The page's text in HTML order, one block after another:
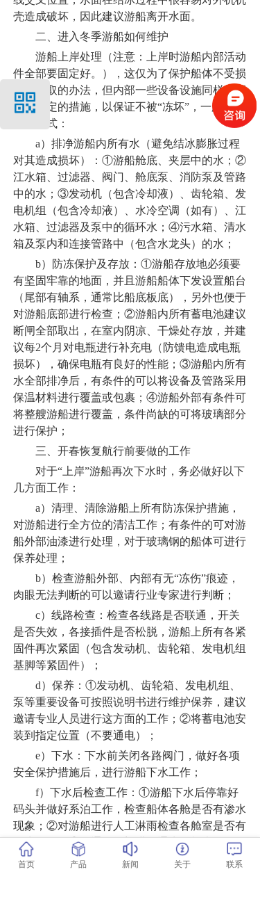
壳造成破坏，因此建议游船离开水面。
二、进入冬季游船如何维护
游船上岸处理（注意：上岸时游船内部活动
件全部要固定好。），这仅为了保护船体不受损
伤而采取的办法，但内部一些设备设施同样也要
采取一定的措施，以保证不被“冻坏”，一般采取
以下方式：
a）排净游船内所有水（避免结冰膨胀过程
对其造成损坏）：①游船舱底、夹层中的水；②
江水箱、过滤器、阀门、舱底泵、消防泵及管路
中的水；③发动机（包含冷却液）、齿轮箱、发
电机组（包含冷却液）、水冷空调（如有）、江
水箱、过滤器及泵中的循环水；④污水箱、清水
箱及泵内和连接管路中（包含水龙头）的水；
b）防冻保护及存放：①游船存放地必须要
有坚固牢靠的地面，并且游船船体下发设置船台
（尾部有轴系，通常比船底板底），另外也便于
对游船底部进行检查；②游船内所有蓄电池建议
断闸全部取出，在室内阴凉、干燥处存放，并建
议每2个月对电瓶进行补充电（防馈电造成电瓶
损坏），确保电瓶有良好的性能；③游船内所有
水全部排净后，有条件的可以将设备及管路采用
保温材料进行覆盖或包裹；④游船外部有条件可
将整艘游船进行覆盖，条件尚缺的可将玻璃部分
进行保护；
三、开春恢复航行前要做的工作
对于“上岸”游船再次下水时，务必做好以下
几方面工作：
a）清理、清除游船上所有防冻保护措施，
对游船进行全方位的清洁工作；有条件的可对游
船外部油漆进行处理，对于玻璃钢的船体可进行
保养处理；
b）检查游船外部、内部有无“冻伤”痕迹，
肉眼无法判断的可以邀请行业专家进行判断；
c）线路检查：检查各线路是否联通，开关
是否失效，各接插件是否松脱，游船上所有各紧
固件再次紧固（包含发动机、齿轮箱、发电机组
基脚等紧固件）；
d）保养：①发动机、齿轮箱、发电机组、
泵等重要设备可按照说明书进行维护保养，建议
邀请专业人员进行这方面的工作；②将蓄电池安
装到指定位置（不要通电）；
e）下水：下水前关闭各路阀门，做好各项
安全保护措施后，进行游船下水工作；
f）下水后检查工作：①游船下水后停靠好
码头并做好系泊工作，检查船体各舱是否有渗水
现象；②对游船进行人工淋雨检查各舱室是否有
漏水现象；③开通各阀门进行通水，检查各管路
是否有漏水现象；④检查各线路是否联通，开关
首页 产品 新闻 关于 联系